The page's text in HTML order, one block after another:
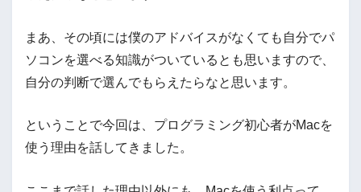
まあ、その頃には僕のアドバイスがなくても自分でパ
ソコンを選べる知識がついているとも思いますので、
自分の判断で選んでもらえたらなと思います。
ということで今回は、プログラミング初心者がMacを
使う理由を話してきました。